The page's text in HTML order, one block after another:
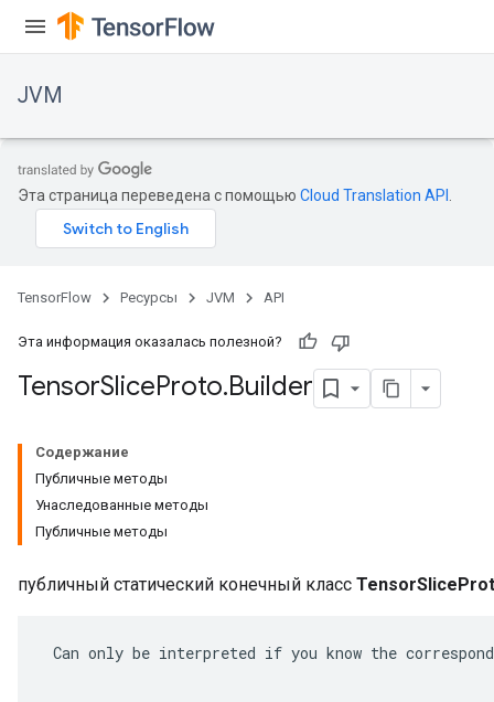
JVM
Эта страница переведена с помощью Cloud Translation API
TensorFlow Ресурсы JVM API
Эта информация оказалась полезной?
TensorSliceProto.Builder
Содержание
Публичные методы
Унаследованные методы
Публичные методы
публичный статический конечный класс
Can only be interpreted if you know the